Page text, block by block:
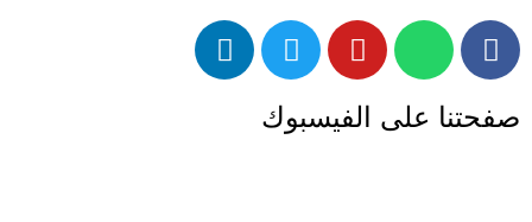
صفحتنا على الفيسبوك